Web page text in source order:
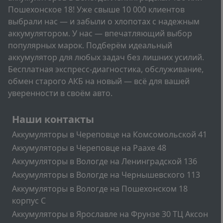
Пошехонское 18! Уже свыше 10 000 клиентов
выбрали нас — и забыли о хлопотах с надежным
аккумулятором. У нас — впечатляющий выбор
популярных марок. Подберём идеальный
аккумулятор для любых задач без лишних усилий.
Бесплатная экспресс-диагностика, обслуживание,
обмен старого АКБ на новый — всё для вашей
уверенности в своём авто.
Наши контакты
Аккумуляторы в Череповце на Комсомольской 41
Аккумуляторы в Череповце на Раахе 48
Аккумуляторы в Вологде на Ленинградской 136
Аккумуляторы в Вологде на Чернышевского 113
Аккумуляторы в Вологде на Пошехонском 18
корпус C
Аккумуляторы в Ярославле на Фрунзе 30 ТЦ Аксон